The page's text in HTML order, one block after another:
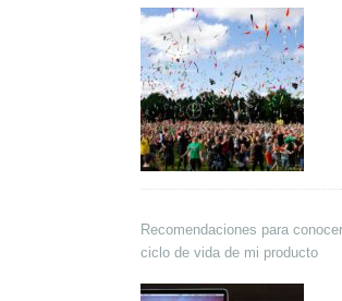
Recomendaciones para
ciclo de vida de mi producto